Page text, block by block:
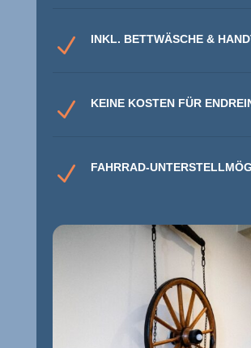
N INKL. BETTWÄSCHE &
N KEINE KOSTEN FÜR
N FAHRRAD-